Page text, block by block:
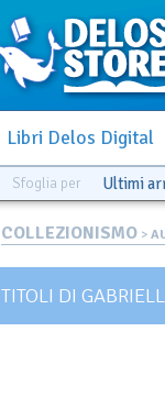
Libri Delos Digital
Sfoglia per Ultimi
COLLEZIONISMO >
TITOLI DI